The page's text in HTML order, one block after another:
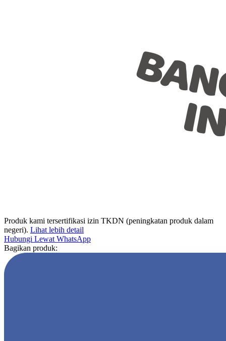
Produk kami tersertifikasi izin TKDN (peningkatan produk dalam
negeri). Lihat lebih detail
Hubungi Lewat WhatsApp
Bagikan produk: